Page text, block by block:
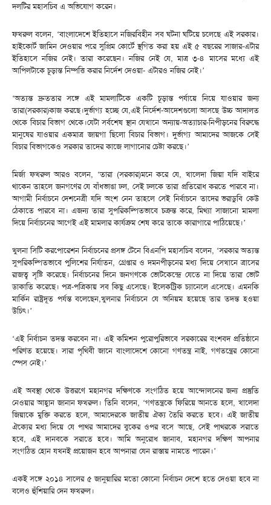
দলটির মহাসচিব এ অভিযোগ করেন।
ফখরুল বলেন, ‘বাংলাদেশে ইতিহাসে নজিরবিহীন সব ঘটনা ঘটিয়ে চলেছে এই সরকার।
হাইকোর্ট জামিন দেওয়ার পরে সুপ্রিম কোর্টে স্থগিত করা হয় এই ৫ বছরের সাজার-এটার
ইতিহাসে নজির নেই। তারা করেছেন। নজির নেই যে, মাত্র ৩-৪ মাসের মধ্যে এই
আপিলটাকে চূড়ান্ত নিম্পত্তি করার নির্দেশ দেওয়া- এটারও নজির নেই।’
‘অত্যন্ত দ্রুততার সঙ্গে এই মামলাটিকে একটি চূড়ান্ত পর্যায়ে নিয়ে যাওয়ার জন্য
তারা(সরকার)কাজ করছে।দুর্ভাগ্য হচ্ছে যে,এই নির্দেশ-আদেশগুলো আসছে উচ্চ আদালত
থেকে বিচার বিভাগ থেকে।যেটা সর্বশেষ স্থান যেখানে অন্যায়-অত্যাচার-নিপীড়নের বিরুদ্ধে
মানুষের যাওয়ার একমাত্র জায়গা ছিলো বিচার বিভাগ। দুর্ভাগ্য আমাদের আজকে সেই
বিচার বিভাগকেও সরকার তাদের কাজে লাগানোর চেষ্টা করছে।’
মির্জা ফখরুল আরও বলেন, ‘তারা (সরকার)মনে করে যে, খালেদা জিয়া যদি বাইরে
থাকেন তাহলে জনগণের যে বাঁধভাঙা ঢল, সেই ঢলকে তারা প্রতিরোধ করতে পারবে না।
আগামী নির্বাচনে দেশনেত্রী যদি অংশ নেন তাহলে সেই নির্বাচনে তাদের ভরাডুবি কেউ
ঠেকাতে পারবে না। এজন্য তারা সুপরিকল্পিতভাবে চক্রন্ত করে, মিথ্যা সাজানো মামলা
দিয়ে নির্বাচনের আগেই এই মামলার কার্যক্রম শেষ করে তাকে কারাগারে পাঠিয়েছে।’
খুলনা সিটি করপোরেশন নির্বাচনের প্রসঙ্গ টেনে বিএনপি মহাসচিব বলেন, ‘সরকার অত্যন্ত
সুপরিকল্পিতভাবে পুলিশের নির্যাতন, গ্রেপ্তার ও দমনপীড়নের মধ্য দিয়ে সেখানে ত্রাসের
রাজত্ব সৃষ্টি করেছে। নির্বাচনের দিনে জনগণকে ভোটকেন্দ্রে যেতে না দিয়ে তারা ভোট
ডাকাতি করেছে। পত্র-পত্রিকায় সব কিছু এসেছে। ইলেকট্রিক চ্যানেলে এসেছে। এমনকি
মার্কিন রাষ্ট্রদূত পর্যন্ত বলেছেন,খুলনার নির্বাচনে যে অনিয়ম হয়েছে তার তদন্ত হওয়া
উচিৎ।’
‘এই নির্বাচন তদন্ত করবেন না। এই কমিশন পুরোপুরিভাবে সরকারের বংশবদ প্রতিষ্ঠানে
পরিণত হয়েছে। সারা পৃথিবী জানে বাংলাদেশে কোনো গণতন্ত্র নাই, গণতন্ত্রের কোনো
স্পেস নেই।’
এই অবস্থা থেকে উত্তরণে মহানগর দক্ষিণকে সংগঠিত হয়ে আন্দোলনের জন্য প্রস্তুতি
নেওয়ার আহ্বান জানান ফখরুল। তিনি বলেন, ‘গণতন্ত্রকে ফিরিয়ে আনতে হলে, খালেদা
জিয়াকে মুক্তি করতে হলে, আমাদেরকে জাতীয় ঐক্য তৈরি করতে হবে। এই জাতীয়
ঐক্যের মধ্য দিয়ে যে পাথর আমাদের বুকের ওপর বসে আছে, সেই পাথরকে সরাতে
হবে, এই দানবকে সরাতে হবে। আমি অনুরোধ জানাব, মহানগর দক্ষিণ আপনার
সংগঠিত হোন যখনই প্রয়োজন হবে আপনারা যেন রাস্তায় নামতে পারেন।’
একই সঙ্গে ২০১৪ সালের ৫ জানুয়ারির মতো কোনো নির্বাচন দেশে হতে দেওয়া হবে না
বলেও হুঁশিয়ারি দেন ফখরুল।